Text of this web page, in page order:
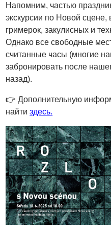
Напомним, частью
экскурсии по Новой
гримерок, закулисных и
Однако все свободные
считанные часы (многие
забронировать после
назад).
👉 Дополнительную
найтиздесь.